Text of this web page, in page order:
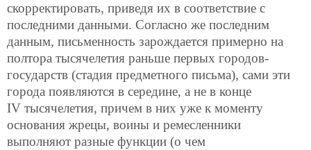
скорректировать, приведя их в соответствие с
последними данными. Согласно же последним
данным, письменность зарождается примерно на
полтора тысячелетия раньше первых городов-
государств (стадия предметного письма), сами эти
города появляются в середине, а не в конце
IV тысячелетия, причем в них уже к моменту
основания жрецы, воины и ремесленники
выполняют разные функции (о чем